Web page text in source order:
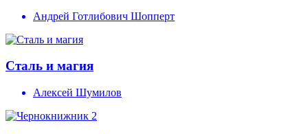
Андрей Готлибович Шопперт
Сталь и магия
Алексей Шумилов